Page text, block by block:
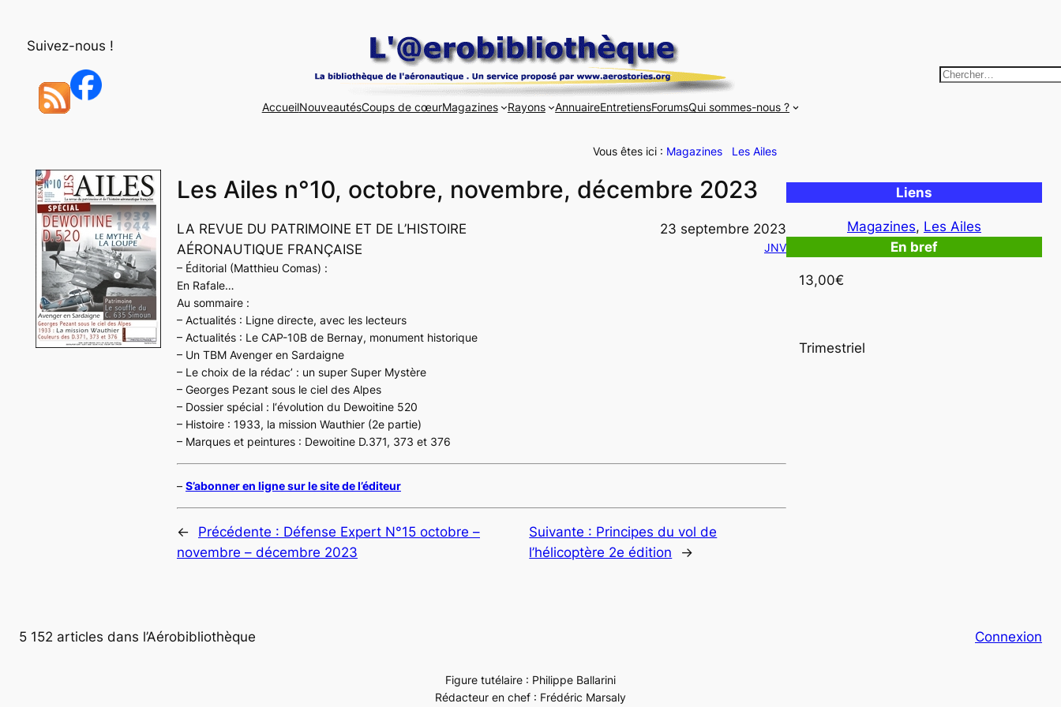
Suivez-nous !
AccueilNouveautésCoups de cœurMagazines Rayons AnnuaireEntretiensForumsQui sommes-nous ?
R
r
c
e
r
Vous êtes ici : Magazines Les Ailes
Les Ailes n°10, octobre, novembre, décembre 2023
LA REVUE DU PATRIMOINE ET DE L’HISTOIRE
AÉRONAUTIQUE FRANÇAISE
23 septembre 2023
JNV
– Éditorial (Matthieu Comas) :
En Rafale…
Au sommaire :
– Actualités : Ligne directe, avec les lecteurs
– Actualités : Le CAP-10B de Bernay, monument historique
– Un TBM Avenger en Sardaigne
– Le choix de la rédac’ : un super Super Mystère
– Georges Pezant sous le ciel des Alpes
– Dossier spécial : l‘évolution du Dewoitine 520
– Histoire : 1933, la mission Wauthier (2e partie)
– Marques et peintures : Dewoitine D.371, 373 et 376
– S’abonner en ligne sur le site de l’éditeur
← Précédente : Défense Expert N°15 octobre –
novembre – décembre 2023
Suivante : Principes du vol de
l’hélicoptère 2e édition
→
Liens
Magazines, Les Ailes
En bref
13,00€
Trimestriel
5 152 articles dans l’Aérobibliothèque Connexion
Figure tutélaire : Philippe Ballarini
Rédacteur en chef : Frédéric Marsaly